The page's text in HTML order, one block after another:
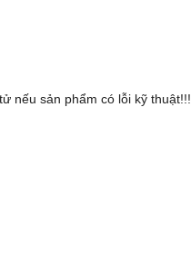
nếu sản phẩm có lỗi kỹ thuật!!!